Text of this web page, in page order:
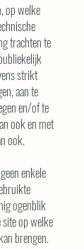
op welke
trachten te
strikt
aan te
en/of te
ook en met
ook.
enkele
ogenblik
op welke
brengen.